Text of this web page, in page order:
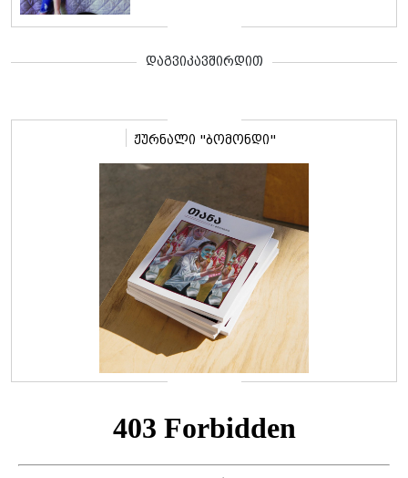
დაგვიკავშირდით
ჟურნალი "ბომონდი"